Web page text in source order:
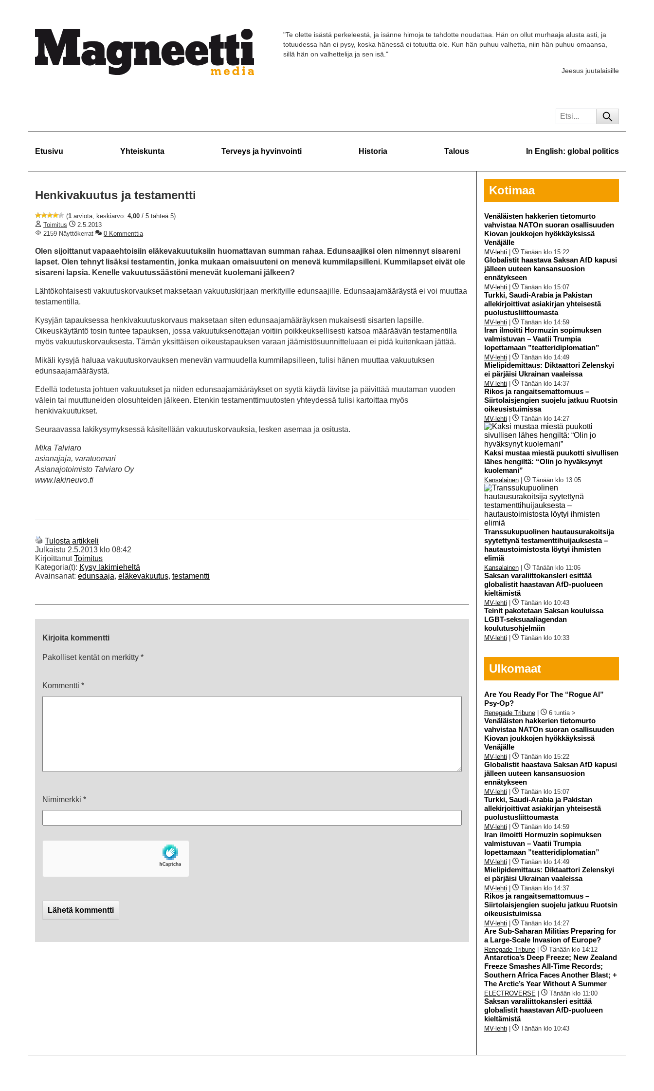
"Te olette isästä perkeleestä, ja isänne himoja te tahdotte noudattaa. Hän on ollut murhaaja alusta asti, ja
totuudessa hän ei pysy, koska hänessä ei totuutta ole. Kun hän puhuu valhetta, niin hän puhuu omaansa,
sillä hän on valhettelija ja sen isä."
Jeesus juutalaisille
Etusivu Yhteiskunta Terveys ja hyvinvointi Historia Talous In English: global politics
Henkivakuutus ja testamentti
(1 arviota, keskiarvo: 4,00 / 5 tähteä 5)
Toimitus
2.5.2013
2159 Näyttökerrat
0 Kommenttia
Olen sijoittanut vapaaehtoisiin eläkevakuutuksiin huomattavan summan rahaa. Edunsaajiksi olen nimennyt sisareni
lapset. Olen tehnyt lisäksi testamentin, jonka mukaan omaisuuteni on menevä kummilapsilleni. Kummilapset eivät ole
sisareni lapsia. Kenelle vakuutussäästöni menevät kuolemani jälkeen?
Lähtökohtaisesti vakuutuskorvaukset maksetaan vakuutuskirjaan merkityille edunsaajille. Edunsaajamääräystä ei voi muuttaa
testamentilla.
Kysyjän tapauksessa henkivakuutuskorvaus maksetaan siten edunsaajamääräyksen mukaisesti sisarten lapsille.
Oikeuskäytäntö tosin tuntee tapauksen, jossa vakuutuksenottajan voitiin poikkeuksellisesti katsoa määräävän testamentilla
myös vakuutuskorvauksesta. Tämän yksittäisen oikeustapauksen varaan jäämistösuunnitteluaan ei pidä kuitenkaan jättää.
Mikäli kysyjä haluaa vakuutuskorvauksen menevän varmuudella kummilapsilleen, tulisi hänen muuttaa vakuutuksen
edunsaajamääräystä.
Edellä todetusta johtuen vakuutukset ja niiden edunsaajamääräykset on syytä käydä lävitse ja päivittää muutaman vuoden
välein tai muuttuneiden olosuhteiden jälkeen. Etenkin testamenttimuutosten yhteydessä tulisi kartoittaa myös
henkivakuutukset.
Seuraavassa lakikysymyksessä käsitellään vakuutuskorvauksia, lesken asemaa ja ositusta.
Mika Talviaro
asianajaja, varatuomari
Asianajotoimisto Talviaro Oy
www.lakineuvo.fi
Tulosta artikkeli
Julkaistu 2.5.2013 klo 08:42
KirjoittanutToimitus
Kategoria(t): Kysy lakimieheltä
Avainsanat: edunsaaja, eläkevakuutus, testamentti
Kirjoita kommentti
Pakolliset kentät on merkitty *
Kommentti *
Nimimerkki *
Kotimaa
Venäläisten hakkerien tietomurto
vahvistaa NATOn suoran osallisuuden
Kiovan joukkojen hyökkäyksissä
Venäjälle
MV-lehti Tänään klo 15:22
Globalistit haastava Saksan AfD kapusi
jälleen uuteen kansansuosion
ennätykseen
MV-lehti Tänään klo 15:07
Turkki, Saudi-Arabia ja Pakistan
allekirjoittivat asiakirjan yhteisestä
puolustusliittoumasta
MV-lehti Tänään klo 14:59
Iran ilmoitti Hormuzin sopimuksen
valmistuvan – Vaatii Trumpia
lopettamaan ”teatteridiplomatian”
MV-lehti Tänään klo 14:49
Mielipidemittaus: Diktaattori Zelenskyi
ei pärjäisi Ukrainan vaaleissa
MV-lehti Tänään klo 14:37
Rikos ja rangaitsemattomuus –
Siirtolaisjengien suojelu jatkuu Ruotsin
oikeusistuimissa
MV-lehti Tänään klo 14:27
Kaksi mustaa miestä puukotti sivullisen
lähes hengiltä: “Olin jo hyväksynyt
kuolemani”
Kansalainen| Tänään klo 13:05
Transsukupuolinen hautausurakoitsija
syytettynä testamenttihuijauksesta –
hautaustoimistosta löytyi ihmisten
elimiä
Kansalainen| Tänään klo 11:06
Saksan varaliittokansleri esittää
globalistit haastavan AfD-puolueen
kieltämistä
MV-lehti Tänään klo 10:43
Teinit pakotetaan Saksan kouluissa
LGBT-seksuaaliagendan
koulutusohjelmiin
MV-lehti Tänään klo 10:33
Ulkomaat
Are You Ready For The “Rogue AI”
Psy-Op?
Renegade Tribune| 6 tuntia >
Venäläisten hakkerien tietomurto
vahvistaa NATOn suoran osallisuuden
Kiovan joukkojen hyökkäyksissä
Venäjälle
MV-lehti Tänään klo 15:22
Globalistit haastava Saksan AfD kapusi
jälleen uuteen kansansuosion
ennätykseen
MV-lehti Tänään klo 15:07
Turkki, Saudi-Arabia ja Pakistan
allekirjoittivat asiakirjan yhteisestä
puolustusliittoumasta
MV-lehti Tänään klo 14:59
Iran ilmoitti Hormuzin sopimuksen
valmistuvan – Vaatii Trumpia
lopettamaan ”teatteridiplomatian”
MV-lehti Tänään klo 14:49
Mielipidemittaus: Diktaattori Zelenskyi
ei pärjäisi Ukrainan vaaleissa
MV-lehti Tänään klo 14:37
Rikos ja rangaitsemattomuus –
Siirtolaisjengien suojelu jatkuu Ruotsin
oikeusistuimissa
MV-lehti Tänään klo 14:27
Are Sub-Saharan Militias Preparing for
a Large-Scale Invasion of Europe?
Renegade Tribune| Tänään klo 14:12
Antarctica’s Deep Freeze; New Zealand
Freeze Smashes All-Time Records;
Southern Africa Faces Another Blast; +
The Arctic’s Year Without A Summer
ELECTROVERSE Tänään klo 11:00
Saksan varaliittokansleri esittää
globalistit haastavan AfD-puolueen
kieltämistä
MV-lehti Tänään klo 10:43